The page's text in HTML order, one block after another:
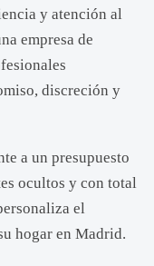
y atención al
empresa de
discreción y
a un presupuesto
ocultos y con total
el
hogar en Madrid.